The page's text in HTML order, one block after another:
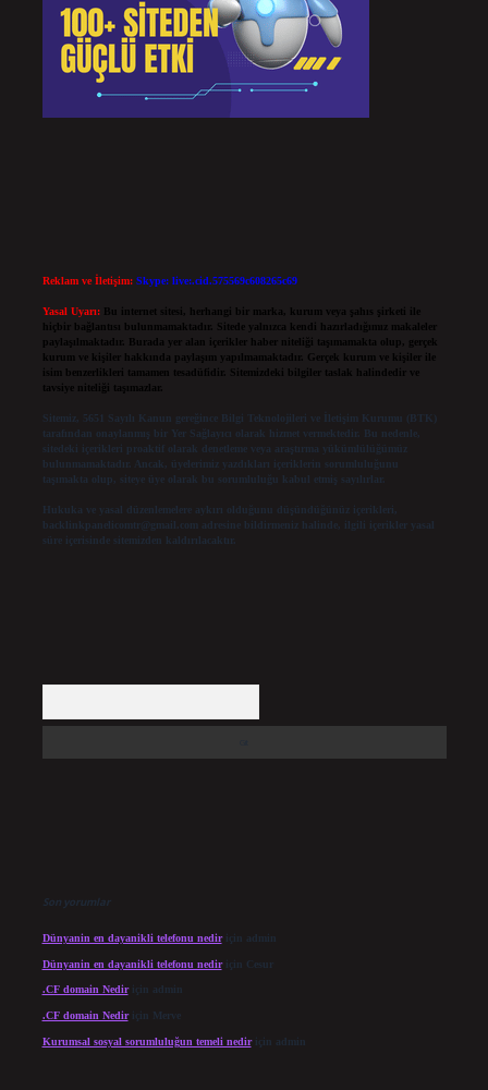
Reklam ve İletişim: Skype: live:.cid.575569c608265c69
Yasal Uyarı:
Bu internet sitesi, herhangi bir marka, kurum veya şahıs şirketi ile
hiçbir bağlantısı bulunmamaktadır. Sitede yalnızca kendi hazırladığımız makaleler
paylaşılmaktadır. Burada yer alan içerikler haber niteliği taşımamakta olup, gerçek
kurum ve kişiler hakkında paylaşım yapılmamaktadır. Gerçek kurum ve kişiler ile
isim benzerlikleri tamamen tesadüfidir. Sitemizdeki bilgiler taslak halindedir ve
tavsiye niteliği taşımazlar.
Sitemiz, 5651 Sayılı Kanun gereğince Bilgi Teknolojileri ve İletişim Kurumu (BTK)
tarafından onaylanmış bir Yer Sağlayıcı olarak hizmet vermektedir. Bu nedenle,
sitedeki içerikleri proaktif olarak denetleme veya araştırma yükümlülüğümüz
bulunmamaktadır. Ancak, üyelerimiz yazdıkları içeriklerin sorumluluğunu
taşımakta olup, siteye üye olarak bu sorumluluğu kabul etmiş sayılırlar.
Hukuka ve yasal düzenlemelere aykırı olduğunu düşündüğünüz içerikleri,
backlinkpanelicomtr@gmail.comadresine bildirmeniz halinde, ilgili içerikler yasal
süre içerisinde sitemizden kaldırılacaktır.
Son yorumlar
Dünyanin en dayanikli telefonu nediriçin admin
Dünyanin en dayanikli telefonu nediriçin Cesur
.CF domain Nediriçin admin
.CF domain Nediriçin Merve
Kurumsal sosyal sorumluluğun temeli nediriçin admin